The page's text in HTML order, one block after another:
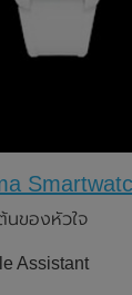
นของหัวใจ
Assistant